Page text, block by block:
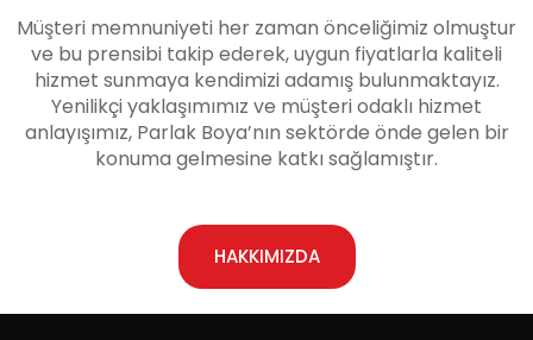
Müşteri memnuniyeti her zaman önceliğimiz olmuştur
ve bu prensibi takip ederek, uygun fiyatlarla kaliteli
hizmet sunmaya kendimizi adamış bulunmaktayız.
Yenilikçi yaklaşımımız ve müşteri odaklı hizmet
anlayışımız, Parlak Boya’nın sektörde önde gelen bir
konuma gelmesine katkı sağlamıştır.
HAKKIMIZDA